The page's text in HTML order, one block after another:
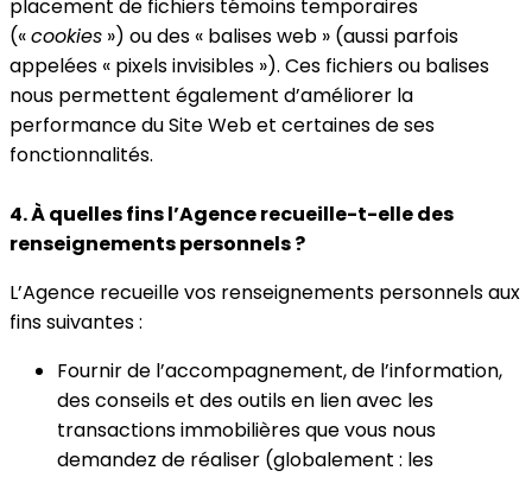
placement de fichiers témoins temporaires
(«cookies ») ou des « balises web » (aussi parfois
appelées « pixels invisibles »). Ces fichiers ou balises
nous permettent également d’améliorer la
performance du Site Web et certaines de ses
fonctionnalités.
4. À quelles fins l’Agence recueille-t-elle des
renseignements personnels ?
L’Agence recueille vos renseignements personnels aux
fins suivantes :
Fournir de l’accompagnement, de l’information,
des conseils et des outils en lien avec les
transactions immobilières que vous nous
demandez de réaliser (globalement : les